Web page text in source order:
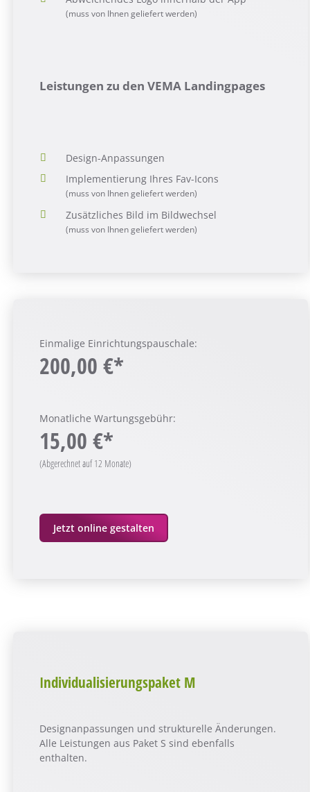
(muss von Ihnen geliefert werden)
Leistungen zu den VEMA Landingpages
Design-Anpassungen
Implementierung Ihres Fav-Icons
(muss von Ihnen geliefert werden)
Zusätzliches Bild im Bildwechsel
(muss von Ihnen geliefert werden)
Einmalige Einrichtungspauschale:
200,00 €*
Monatliche Wartungsgebühr:
15,00 €*
(Abgerechnet auf 12 Monate)
Jetzt online gestalten
Individualisierungspaket M
Designanpassungen und strukturelle Änderungen.
Alle Leistungen aus Paket S sind ebenfalls
enthalten.